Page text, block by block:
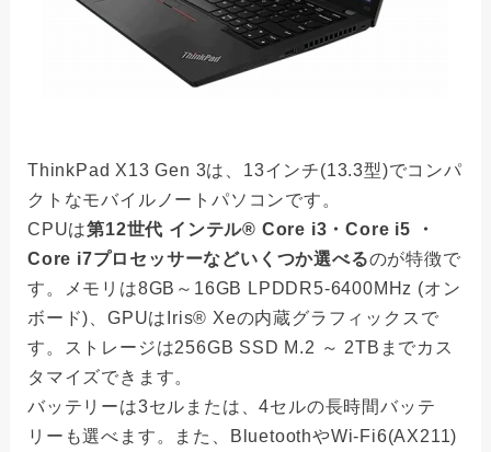
ThinkPad X13 Gen 3は、13インチ(13.3型)でコンパ
クトなモバイルノートパソコンです。
CPUは第12世代 インテル® Core i3・Core i5 ・
Core i7プロセッサーなどいくつか選べるのが特徴で
す。メモリは8GB～16GB LPDDR5-6400MHz (オン
ボード)、GPUはIris® Xeの内蔵グラフィックスで
す。ストレージは256GB SSD M.2 ～ 2TBまでカス
タマイズできます。
バッテリーは3セルまたは、4セルの長時間バッテ
リーも選べます。また、BluetoothやWi-Fi6(AX211)